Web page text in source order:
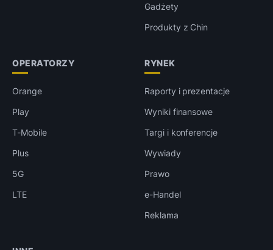
Gadżety
Produkty z Chin
OPERATORZY
Orange
Play
T-Mobile
Plus
5G
LTE
RYNEK
Raporty i prezentacje
Wyniki finansowe
Targi i konferencje
Wywiady
Prawo
e-Handel
Reklama